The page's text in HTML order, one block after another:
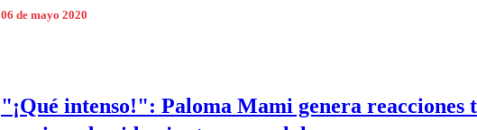
06 de mayo 2020
"¡Qué intenso!": Paloma Mami genera reacciones